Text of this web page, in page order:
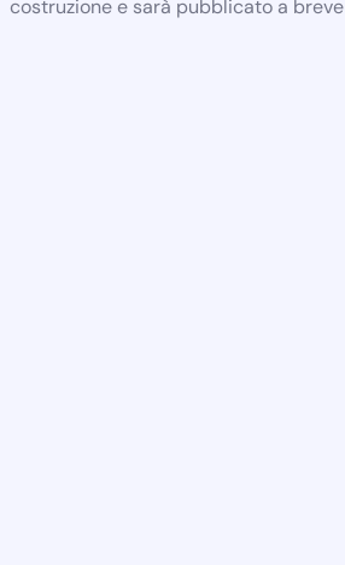
costruzione e sarà pubblicato a breve